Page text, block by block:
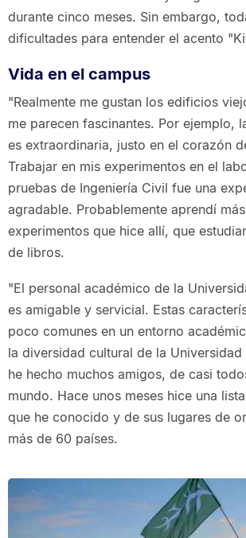
durante cinco meses. Sin embargo,
dificultades para entender el acento
Vida en el campus
"Realmente me gustan los edificios
me parecen fascinantes. Por ejemplo,
es extraordinaria, justo en el corazón
Trabajar en mis experimentos en el
pruebas de Ingeniería Civil fue una
agradable. Probablemente aprendí
experimentos que hice allí, que
de libros.
"El personal académico de la
es amigable y servicial. Estas
poco comunes en un entorno
la diversidad cultural de la
he hecho muchos amigos, de casi
mundo. Hace unos meses hice una
que he conocido y de sus lugares de
más de 60 países.